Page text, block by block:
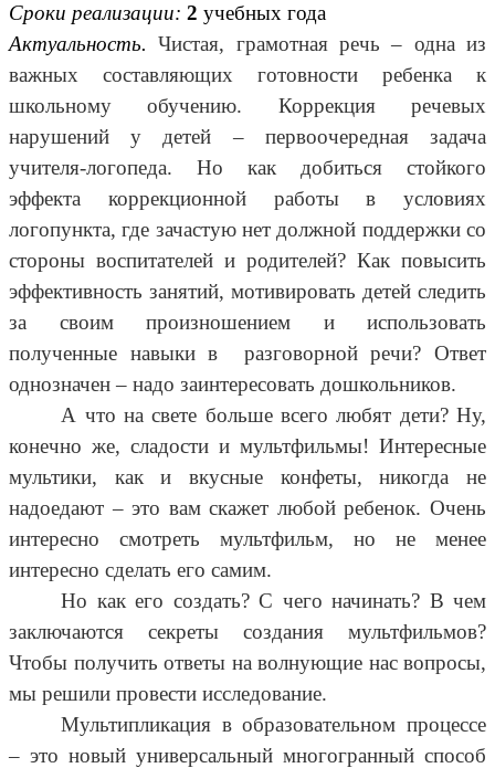
Сроки реализации: 2 учебных года
Актуальность.Чистая, грамотная речь – одна из
важных составляющих готовности ребенка к
школьному обучению. Коррекция речевых
нарушений у детей – первоочередная задача
учителя-логопеда. Но как добиться стойкого
эффекта коррекционной работы в условиях
логопункта, где зачастую нет должной поддержки со
стороны воспитателей и родителей? Как повысить
эффективность занятий, мотивировать детей следить
за своим произношением и использовать
полученные навыки в разговорной речи? Ответ
однозначен – надо заинтересовать дошкольников.
А что на свете больше всего любят дети? Ну,
конечно же, сладости и мультфильмы! Интересные
мультики, как и вкусные конфеты, никогда не
надоедают – это вам скажет любой ребенок. Очень
интересно смотреть мультфильм, но не менее
интересно сделать его самим.
Но как его создать? С чего начинать? В чем
заключаются секреты создания мультфильмов?
Чтобы получить ответы на волнующие нас вопросы,
мы решили провести исследование.
Мультипликация в образовательном процессе
– это новый универсальный многогранный способ